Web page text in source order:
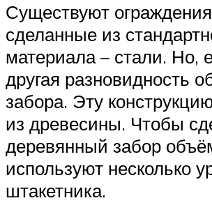
Существуют
сделанные из
материала – стали. Но,
другая разновидность
забора. Эту
из древесины. Чтобы
деревянный забор
используют несколько
штакетника.